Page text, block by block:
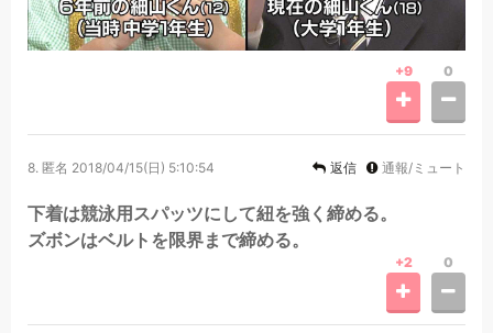
+9 0
8. 匿名 2018/04/15(日) 5:10:54 返信 通報/ミュート
下着は競泳用スパッツにして紐を強く締める。
ズボンはベルトを限界まで締める。
+2 0